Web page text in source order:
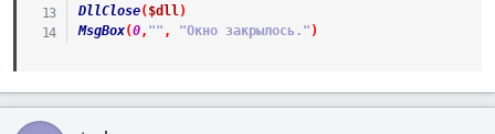
DllClose( $dll)
MsgBox(0, "" , "Окно закрылось." )